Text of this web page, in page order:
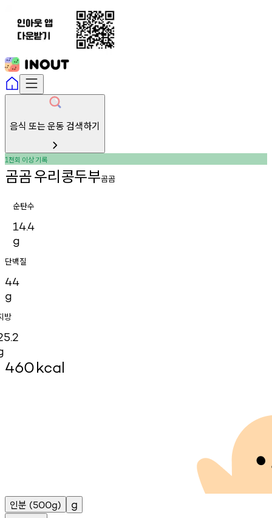
음식 또는 운동 검색하기
1천회 이상기록
곰곰우리콩두부곰곰
순탄수
14.4
g
단백질
44
g
방
460kcal
인분 (500g) g